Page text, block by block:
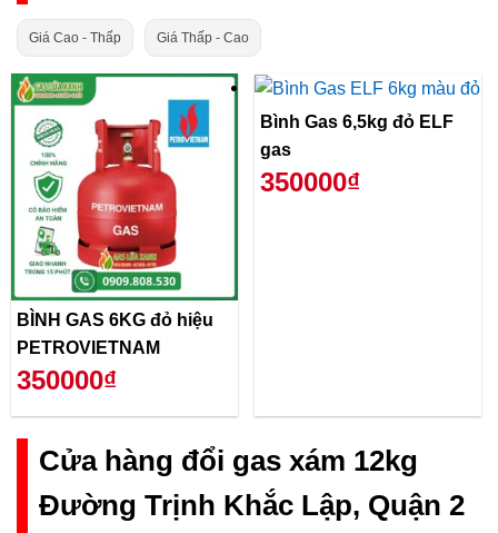
Giá Cao - Thấp Giá Thấp - Cao
BÌNH GAS 6KG đỏ hiệu
PETROVIETNAM
350000₫
Bình Gas 6,5kg đỏ ELF
gas
350000₫
Cửa hàng đổi gas xám 12kg
Đường Trịnh Khắc Lập, Quận 2